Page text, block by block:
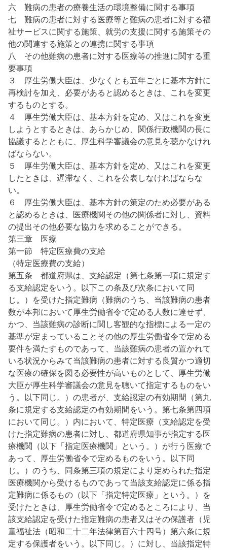
六 難病の患者の療養生活の環境整備に関する事項
七 難病の患者に対する医療等と難病の患者に対する福
祉サービスに関する施策、就労の支援に関する施策その
他の関連する施策との連携に関する事項
八 その他難病の患者に対する医療等の推進に関する重
要事項
３ 厚生労働大臣は、少なくとも五年ごとに基本方針に
再検討を加え、必要があると認めるときは、これを変更
するものとする。
４ 厚生労働大臣は、基本方針を定め、又はこれを変更
しようとするときは、あらかじめ、関係行政機関の長に
協議するとともに、厚生科学審議会の意見を聴かなけれ
ばならない。
５ 厚生労働大臣は、基本方針を定め、又はこれを変更
したときは、遅滞なく、これを公表しなければならな
い。
６ 厚生労働大臣は、基本方針の策定のため必要がある
と認めるときは、医療機関その他の関係者に対し、資料
の提出その他必要な協力を求めることができる。
第三章 医療
第一節 特定医療費の支給
（特定医療費の支給）
第五条 都道府県は、支給認定（第七条第一項に規定す
る支給認定をいう。以下この条及び次条において同
じ。）を受けた指定難病（難病のうち、当該難病の患者
数が本邦において厚生労働省令で定める人数に達せず、
かつ、当該難病の診断に関し客観的な指標による一定の
基準が定まっていることその他の厚生労働省令で定める
要件を満たすものであって、当該難病の患者の置かれて
いる状況からみて当該難病の患者に対する良質かつ適切
な医療の確保を図る必要性が高いものとして、厚生労働
大臣が厚生科学審議会の意見を聴いて指定するものをい
う。以下同じ。）の患者が、支給認定の有効期間（第九
条に規定する支給認定の有効期間をいう。第七条第四項
において同じ。）内において、特定医療（支給認定を受
けた指定難病の患者に対し、都道府県知事が指定する医
療機関（以下「指定医療機関」という。）が行う医療で
あって、厚生労働省令で定めるものをいう。以下同
じ。）のうち、同条第三項の規定により定められた指定
医療機関から受けるものであって当該支給認定に係る指
定難病に係るもの（以下「指定特定医療」という。）を
受けたときは、厚生労働省令で定めるところにより、当
該支給認定を受けた指定難病の患者又はその保護者（児
童福祉法（昭和二十二年法律第百六十四号）第六条に規
定する保護者をいう。以下同じ。）に対し、当該指定特